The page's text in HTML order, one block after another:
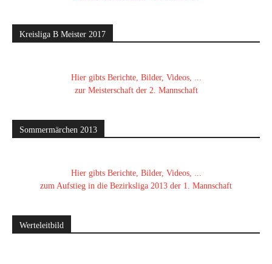
Kreisliga B Meister 2017
Hier gibts Berichte, Bilder, Videos, ...
zur Meisterschaft der 2. Mannschaft
Sommermärchen 2013
Hier gibts Berichte, Bilder, Videos, ...
zum Aufstieg in die Bezirksliga 2013 der 1. Mannschaft
Werteleitbild